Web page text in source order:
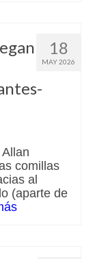
18
MAY 2026
comillas
al
(aparte de